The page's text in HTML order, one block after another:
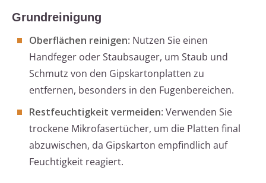
Grundreinigung
Oberflächen reinigen: Nutzen Sie einen
Handfeger oder Staubsauger, um Staub und
Schmutz von den Gipskartonplatten zu
entfernen, besonders in den Fugenbereichen.
Restfeuchtigkeit vermeiden: Verwenden Sie
trockene Mikrofasertücher, um die Platten final
abzuwischen, da Gipskarton empfindlich auf
Feuchtigkeit reagiert.